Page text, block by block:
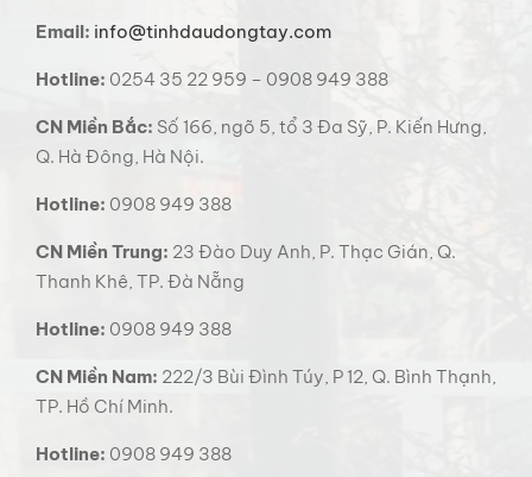
Email: info@tinhdaudongtay.com
Hotline: 0254 35 22 959 – 0908 949 388
CN Miền Bắc: Số 166, ngõ 5, tổ 3 Đa Sỹ, P. Kiến Hưng,
Q. Hà Đông, Hà Nội.
Hotline: 0908 949 388
CN Miền Trung: 23 Đào Duy Anh, P. Thạc Gián, Q.
Thanh Khê, TP. Đà Nẵng
Hotline: 0908 949 388
CN Miền Nam: 222/3 Bùi Đình Túy, P 12, Q. Bình Thạnh,
TP. Hồ Chí Minh.
Hotline: 0908 949 388